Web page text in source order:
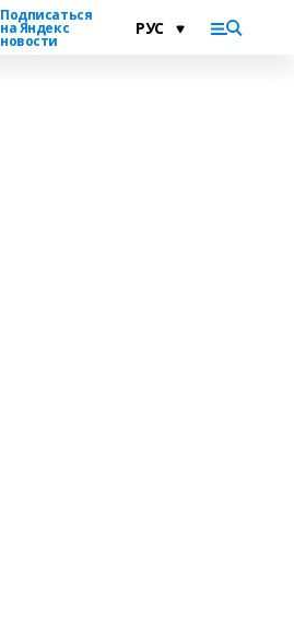
Подписаться
на Яндекс
новости